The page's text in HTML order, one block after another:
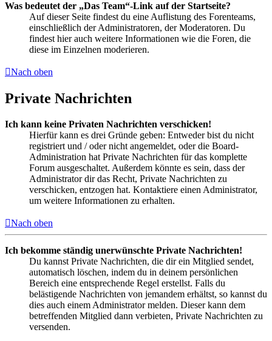
Was bedeutet der „Das Team“-Link auf der Startseite?
Auf dieser Seite findest du eine Auflistung des Forenteams,
einschließlich der Administratoren, der Moderatoren. Du
findest hier auch weitere Informationen wie die Foren, die
diese im Einzelnen moderieren.
Nach oben
Private Nachrichten
Ich kann keine Privaten Nachrichten verschicken!
Hierfür kann es drei Gründe geben: Entweder bist du nicht
registriert und / oder nicht angemeldet, oder die Board-
Administration hat Private Nachrichten für das komplette
Forum ausgeschaltet. Außerdem könnte es sein, dass der
Administrator dir das Recht, Private Nachrichten zu
verschicken, entzogen hat. Kontaktiere einen Administrator,
um weitere Informationen zu erhalten.
Nach oben
Ich bekomme ständig unerwünschte Private Nachrichten!
Du kannst Private Nachrichten, die dir ein Mitglied sendet,
automatisch löschen, indem du in deinem persönlichen
Bereich eine entsprechende Regel erstellst. Falls du
belästigende Nachrichten von jemandem erhältst, so kannst du
dies auch einem Administrator melden. Dieser kann dem
betreffenden Mitglied dann verbieten, Private Nachrichten zu
versenden.